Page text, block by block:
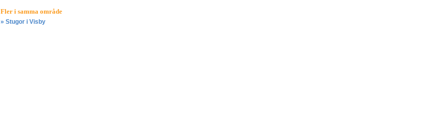
Fler i samma område
» Stugor i Visby